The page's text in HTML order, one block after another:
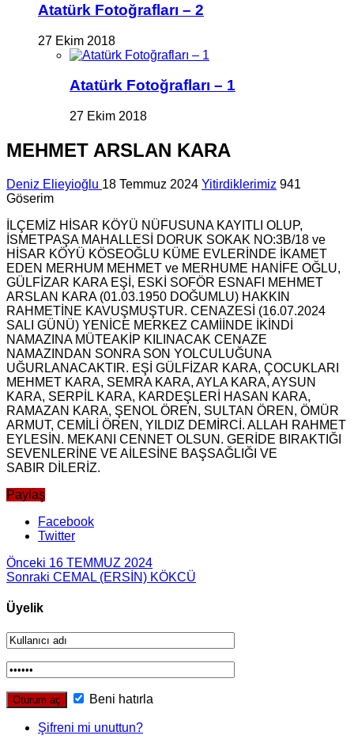
Atatürk Fotoğrafları – 2
27 Ekim 2018
Atatürk Fotoğrafları – 1
27 Ekim 2018
MEHMET ARSLAN KARA
Deniz Elieyioğlu 18 Temmuz 2024 Yitirdiklerimiz 941
Göserim
İLÇEMİZ HİSAR KÖYÜ NÜFUSUNA KAYITLI OLUP,
İSMETPAŞA MAHALLESİ DORUK SOKAK NO:3B/18 ve
HİSAR KÖYÜ KÖSEOĞLU KÜME EVLERİNDE İKAMET
EDEN MERHUM MEHMET ve MERHUME HANİFE OĞLU,
GÜLFİZAR KARA EŞİ, ESKİ SOFÖR ESNAFI MEHMET
ARSLAN KARA (01.03.1950 DOĞUMLU) HAKKIN
RAHMETİNE KAVUŞMUŞTUR. CENAZESİ (16.07.2024
SALI GÜNÜ) YENİCE MERKEZ CAMİİNDE İKİNDİ
NAMAZINA MÜTEAKİP KILINACAK CENAZE
NAMAZINDAN SONRA SON YOLCULUĞUNA
UĞURLANACAKTIR. EŞİ GÜLFİZAR KARA, ÇOCUKLARI
MEHMET KARA, SEMRA KARA, AYLA KARA, AYSUN
KARA, SERPİL KARA, KARDEŞLERİ HASAN KARA,
RAMAZAN KARA, ŞENOL ÖREN, SULTAN ÖREN, ÖMÜR
ARMUT, CEMİLİ ÖREN, YILDIZ DEMİRCİ. ALLAH RAHMET
EYLESİN. MEKANI CENNET OLSUN. GERİDE BIRAKTIĞI
SEVENLERİNE VE AİLESİNE BAŞSAĞLIĞI VE
SABIR DİLERİZ.
Paylaş
Facebook
Twitter
Önceki 16 TEMMUZ 2024
Sonraki CEMAL (ERSİN) KÖKCÜ
Üyelik
Beni hatırla
Şifreni mi unuttun?